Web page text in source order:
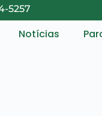
5257
Notícias